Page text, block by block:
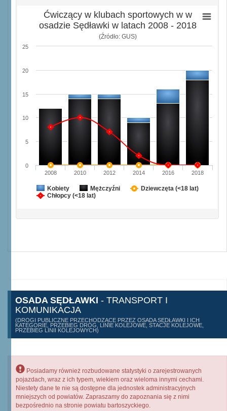
Ćwiczący w klubach sportowych w w
osadzie Sędławki w latach 2008 - 2018
(Źródło: GUS)
Kobiety Mężczyźni
Dziewczęta (<18 lat)
Chłopcy (<18 lat)
2008 2010 2012 2014 2016 2018
0
5
10
15
20
25
OSADA SĘDŁAWKI - TRANSPORT I
KOMUNIKACJA
(DROGI PUBLICZNE PRZECHODZĄCE PRZEZ OSADA SĘDŁAWKI I ICH
KATEGORIE, PRZEBIEG DRÓG, LINIE KOLEJOWE, STACJE KOLEJOWE,
PRZEBIEG LINII KOLEJOWYCH)
Posiadamy również rozbudowane statystyki o zarejestrowanych
pojazdach, wraz z ich typem, wiekiem oraz wieloma innymi cechami.
Niestety dane te nie są dostępne dla jednostek administracyjnych
mniejszych od powiatów. Zapraszamy do zapoznania się z nimi
bezpośrednio na stronie powiatu bartoszyckiego.